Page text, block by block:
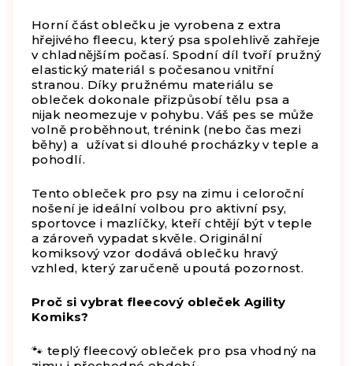
Horní část oblečku je vyrobena z extra
hřejivého fleecu, který psa spolehlivě zahřeje
v chladnějším počasí. Spodní díl tvoří pružný
elastický materiál s počesanou vnitřní
stranou. Díky pružnému materiálu se
obleček dokonale přizpůsobí tělu psa a
nijak neomezuje v pohybu. Váš pes se může
volně proběhnout, trénink (nebo čas mezi
běhy) a užívat si dlouhé procházky v teple a
pohodlí.
Tento obleček pro psy na zimu i celoroční
nošení je ideální volbou pro aktivní psy,
sportovce i mazlíčky, kteří chtějí být v teple
a zároveň vypadat skvěle. Originální
komiksový vzor dodává oblečku hravý
vzhled, který zaručeně upoutá pozornost.
Proč si vybrat fleecový obleček Agility
Komiks?
🐾 teplý fleecový obleček pro psa vhodný na